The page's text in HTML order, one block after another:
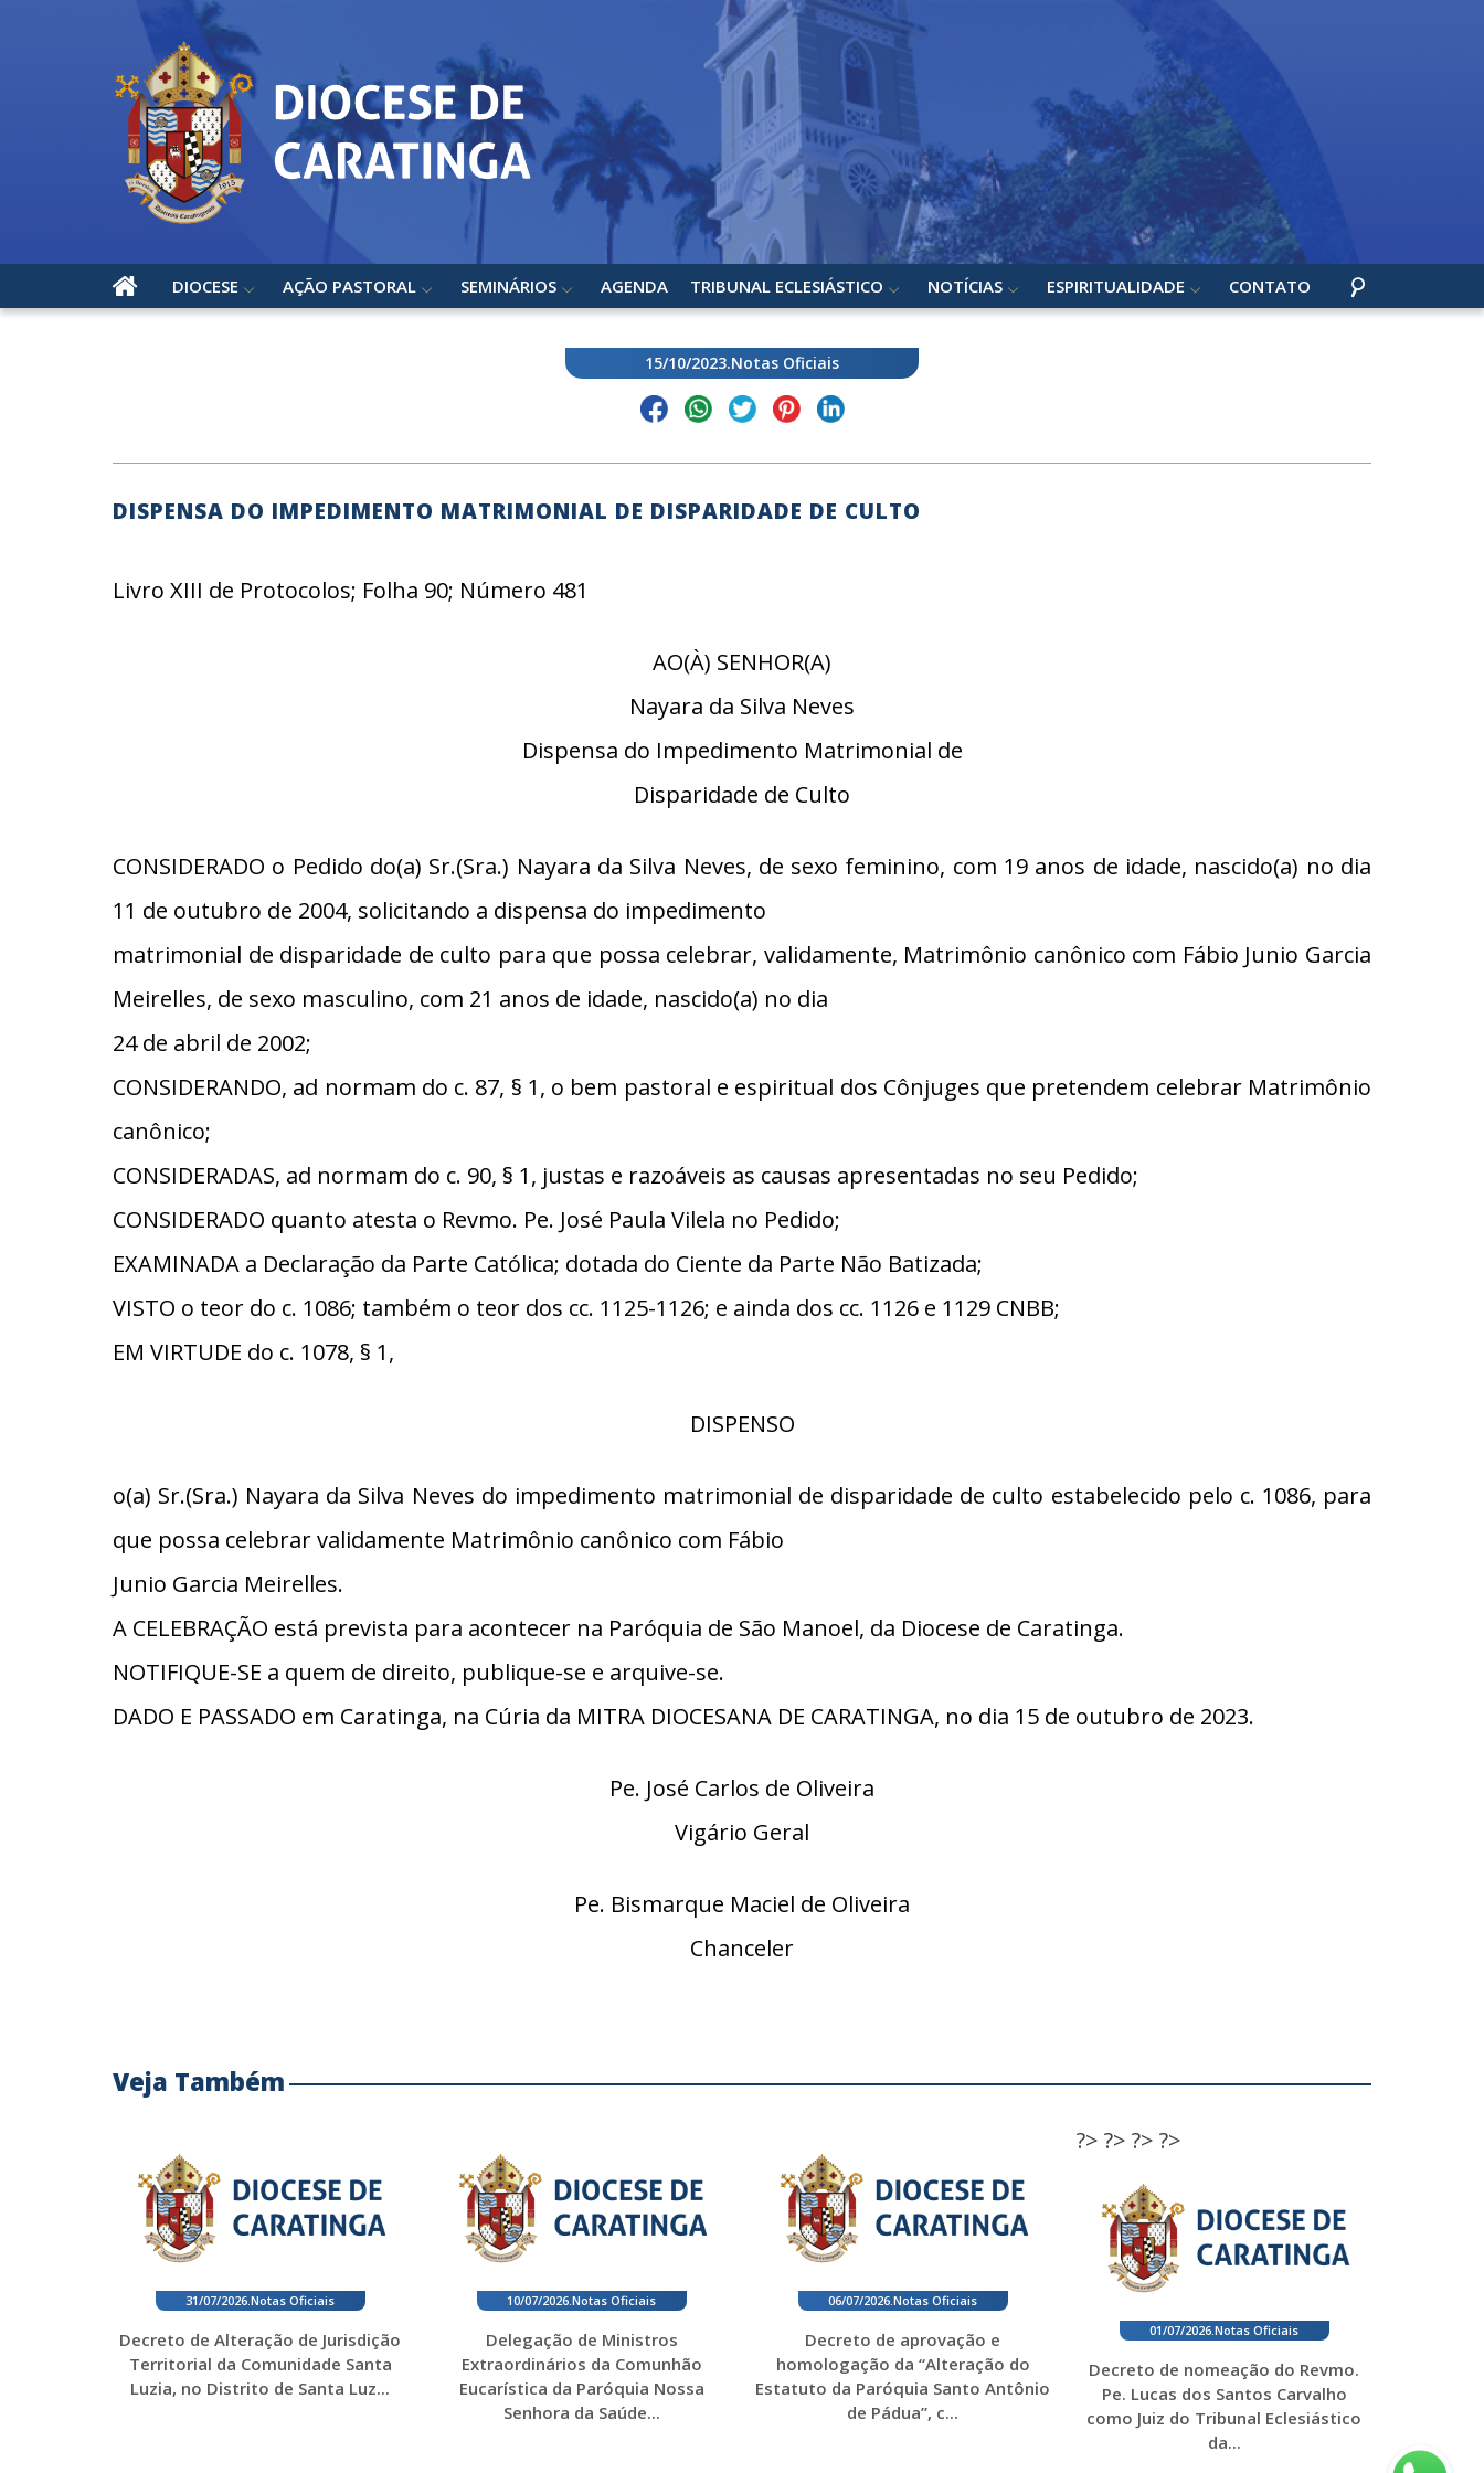
DIOCESE AÇÃO PASTORAL SEMINÁRIOS AGENDA TRIBUNAL ECLESIÁSTICO NOTÍCIAS ESPIRITUALIDADE CONTATO
15/10/2023.Notas Oficiais
DISPENSA DO IMPEDIMENTO MATRIMONIAL DE DISPARIDADE DE CULTO
Livro XIII de Protocolos; Folha 90; Número 481
AO(À) SENHOR(A)
Nayara da Silva Neves
Dispensa do Impedimento Matrimonial de
Disparidade de Culto
CONSIDERADO o Pedido do(a) Sr.(Sra.) Nayara da Silva Neves, de sexo feminino, com 19 anos de idade, nascido(a) no dia
11 de outubro de 2004, solicitando a dispensa do impedimento
matrimonial de disparidade de culto para que possa celebrar, validamente, Matrimônio canônico com Fábio Junio Garcia
Meirelles, de sexo masculino, com 21 anos de idade, nascido(a) no dia
24 de abril de 2002;
CONSIDERANDO, ad normam do c. 87, § 1, o bem pastoral e espiritual dos Cônjuges que pretendem celebrar Matrimônio
canônico;
CONSIDERADAS, ad normam do c. 90, § 1, justas e razoáveis as causas apresentadas no seu Pedido;
CONSIDERADO quanto atesta o Revmo. Pe. José Paula Vilela no Pedido;
EXAMINADA a Declaração da Parte Católica; dotada do Ciente da Parte Não Batizada;
VISTO o teor do c. 1086; também o teor dos cc. 1125-1126; e ainda dos cc. 1126 e 1129 CNBB;
EM VIRTUDE do c. 1078, § 1,
DISPENSO
o(a) Sr.(Sra.) Nayara da Silva Neves do impedimento matrimonial de disparidade de culto estabelecido pelo c. 1086, para
que possa celebrar validamente Matrimônio canônico com Fábio
Junio Garcia Meirelles.
A CELEBRAÇÃO está prevista para acontecer na Paróquia de São Manoel, da Diocese de Caratinga.
NOTIFIQUE-SE a quem de direito, publique-se e arquive-se.
DADO E PASSADO em Caratinga, na Cúria da MITRA DIOCESANA DE CARATINGA, no dia 15 de outubro de 2023.
Pe. José Carlos de Oliveira
Vigário Geral
Pe. Bismarque Maciel de Oliveira
Chanceler
Veja Também
?>
31/07/2026.Notas Oficiais
Decreto de Alteração de Jurisdição
Territorial da Comunidade Santa
Luzia, no Distrito de Santa Luz...
?>
10/07/2026.Notas Oficiais
Delegação de Ministros
Extraordinários da Comunhão
Eucarística da Paróquia Nossa
Senhora da Saúde...
?>
06/07/2026.Notas Oficiais
Decreto de aprovação e
homologação da “Alteração do
Estatuto da Paróquia Santo Antônio
de Pádua”, c...
?>
01/07/2026.Notas Oficiais
Decreto de nomeação do Revmo.
Pe. Lucas dos Santos Carvalho
como Juiz do Tribunal Eclesiástico
da...